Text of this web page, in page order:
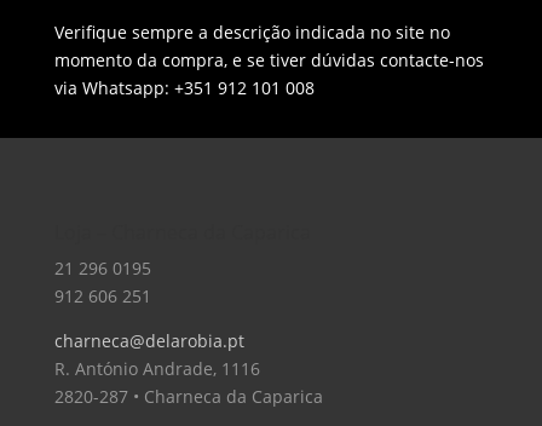
Verifique sempre a descrição indicada no site no
momento da compra, e se tiver dúvidas contacte-nos
via Whatsapp: +351 912 101 008
21 296 0195
912 606 251
charneca@delarobia.pt
R. António Andrade, 1116
2820-287 • Charneca da Caparica